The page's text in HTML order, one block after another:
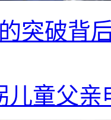
突破背
儿童父